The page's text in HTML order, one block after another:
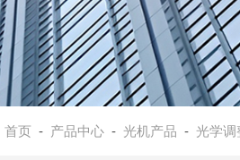
首页 - 产品中心- 光机产品 - 光学调